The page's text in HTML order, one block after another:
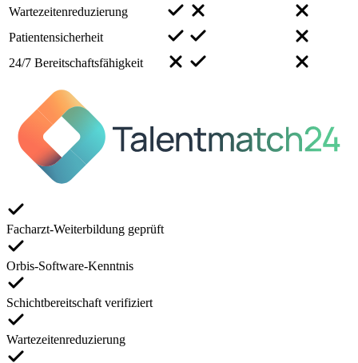
Wartezeitenreduzierung
Patientensicherheit
24/7 Bereitschaftsfähigkeit
Facharzt-Weiterbildung geprüft
Orbis-Software-Kenntnis
Schichtbereitschaft verifiziert
Wartezeitenreduzierung